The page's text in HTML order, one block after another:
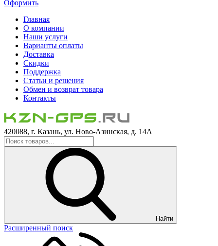
Оформить
Главная
О компании
Наши услуги
Варианты оплаты
Доставка
Скидки
Поддержка
Статьи и решения
Обмен и возврат товара
Контакты
420088, г. Казань, ул. Ново-Азинская, д. 14А
Найти
Расширенный поиск